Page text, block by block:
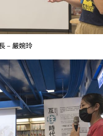
– 嚴婉玲